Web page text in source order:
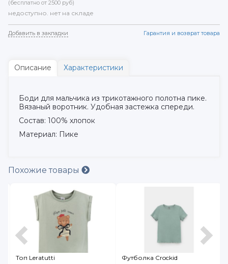
(бесплатно от 2500 руб)
недоступно. нет на складе
Добавить в закладки Гарантия и возврат товара
Описание Характеристики
Боди для мальчика из трикотажного полотна пике.
Вязаный воротник. Удобная застежка спереди.
Состав: 100% хлопок
Материал: Пике
Похожие товары
Топ Leratutti Футболка Crockid